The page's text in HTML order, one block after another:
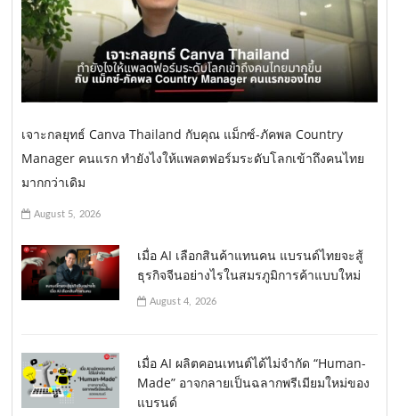
เจาะกลยุทธ์ Canva Thailand กับคุณ แม็กซ์-ภัคพล Country
Manager คนแรก ทำยังไงให้แพลตฟอร์มระดับโลกเข้าถึงคนไทย
มากกว่าเดิม
August 5, 2026
เมื่อ AI เลือกสินค้าแทนคน แบรนด์ไทยจะสู้
ธุรกิจจีนอย่างไรในสมรภูมิการค้าแบบใหม่
August 4, 2026
เมื่อ AI ผลิตคอนเทนต์ได้ไม่จำกัด “Human-
Made” อาจกลายเป็นฉลากพรีเมียมใหม่ของ
แบรนด์